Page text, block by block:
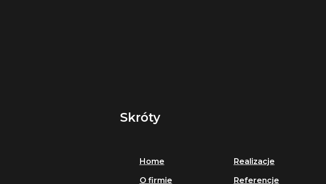
Skróty
Home
O firmie
Realizacje
Referencje